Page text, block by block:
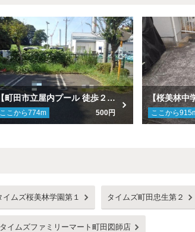
【町田市立屋内プール 徒歩２分】【１地区・１号棟北西約180m】町田もみじ台駐車場
ここから774m 500円 ここから915
イムズ桜美林学園第１ タイムズ町田忠生第２
タイムズファミリーマート町田図師店